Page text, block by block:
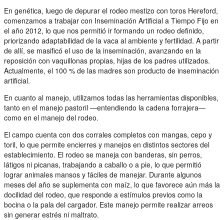
En genética, luego de depurar el rodeo mestizo con toros Hereford,
comenzamos a trabajar con Inseminación Artificial a Tiempo Fijo en
el año 2012, lo que nos permitió ir formando un rodeo definido,
priorizando adaptabilidad de la vaca al ambiente y fertilidad. A partir
de allí, se masificó el uso de la inseminación, avanzando en la
reposición con vaquillonas propias, hijas de los padres utilizados.
Actualmente, el 100 % de las madres son producto de inseminación
artificial.
En cuanto al manejo, utilizamos todas las herramientas disponibles,
tanto en el manejo pastoril —entendiendo la cadena forrajera—
como en el manejo del rodeo.
El campo cuenta con dos corrales completos con mangas, cepo y
toril, lo que permite encierres y manejos en distintos sectores del
establecimiento. El rodeo se maneja con banderas, sin perros,
látigos ni picanas, trabajando a caballo o a pie, lo que permitió
lograr animales mansos y fáciles de manejar. Durante algunos
meses del año se suplementa con maíz, lo que favorece aún más la
docilidad del rodeo, que responde a estímulos previos como la
bocina o la pala del cargador. Este manejo permite realizar arreos
sin generar estrés ni maltrato.